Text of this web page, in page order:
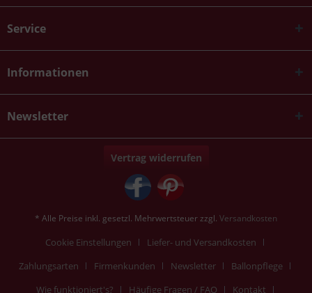
Service
Informationen
Newsletter
Vertrag widerrufen
* Alle Preise inkl. gesetzl. Mehrwertsteuer zzgl. Versandkosten
Cookie Einstellungen
Liefer- und Versandkosten
Zahlungsarten
Firmenkunden Newsletter
Ballonpflege
Wie funktioniert's?
Häufige Fragen / FAQ Kontakt